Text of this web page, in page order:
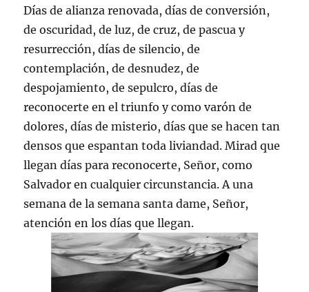
Días de alianza renovada, días de conversión,
de oscuridad, de luz, de cruz, de pascua y
resurrección, días de silencio, de
contemplación, de desnudez, de
despojamiento, de sepulcro, días de
reconocerte en el triunfo y como varón de
dolores, días de misterio, días que se hacen tan
densos que espantan toda liviandad. Mirad que
llegan días para reconocerte, Señor, como
Salvador en cualquier circunstancia. A una
semana de la semana santa dame, Señor,
atención en los días que llegan.